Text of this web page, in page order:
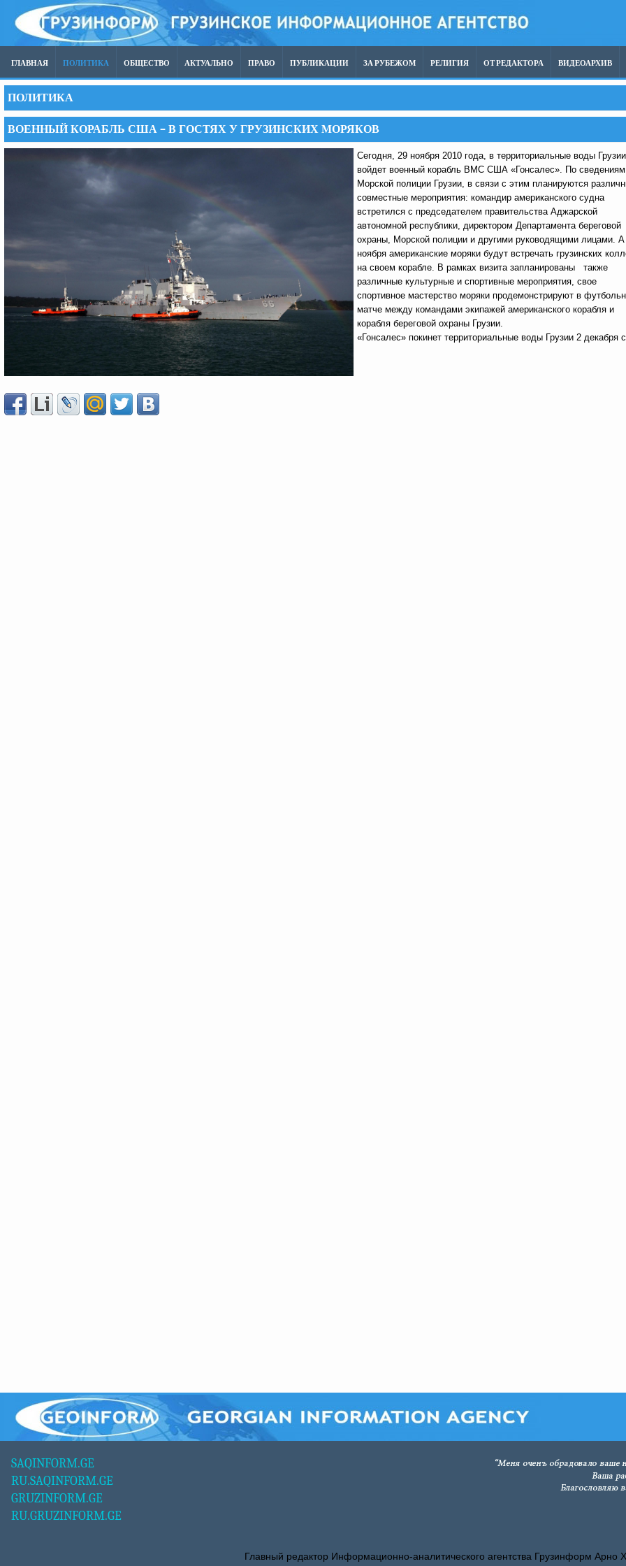
ГЛАВНАЯ ПОЛИТИКА ОБЩЕСТВО АКТУАЛЬНО ПРАВО ПУБЛИКАЦИИ ЗА РУБЕЖОМ РЕЛИГИЯ ОТ РЕДАКТОРА ВИДЕОАРХИВ
ПОЛИТИКА
ВОЕННЫЙ КОРАБЛЬ США – В ГОСТЯХ У ГРУЗИНСКИХ МОРЯКОВ
Сегодня, 29 ноября 2010 года, в территориальные воды Грузии
войдет военный корабль ВМС США «Гонсалес». По сведениям
Морской полиции Грузии, в связи с этим планируются
совместные мероприятия: командир американского судна
встретился с председателем правительства Аджарской
автономной республики, директором Департамента береговой
охраны, Морской полиции и другими руководящими лицами. А
ноября американские моряки будут встречать грузинских
на своем корабле. В рамках визита запланированы также
различные культурные и спортивные мероприятия, свое
спортивное мастерство моряки продемонстрируют в
матче между командами экипажей американского корабля и
корабля береговой охраны Грузии.
«Гонсалес» покинет территориальные воды Грузии 2 декабря
SAQINFORM.GE
RU.SAQINFORM.GE
GRUZINFORM.GE
RU.GRUZINFORM.GE
Главный редактор Информационно-аналитического агентства Грузинформ Арно